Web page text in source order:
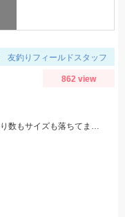
釣りフィールドスタッフ
862 view
解禁三日目ともあり激荒れの付知川！解禁日より数もサイズも落ちてますが丁寧に探れば釣れます。四日目も頑張ります！